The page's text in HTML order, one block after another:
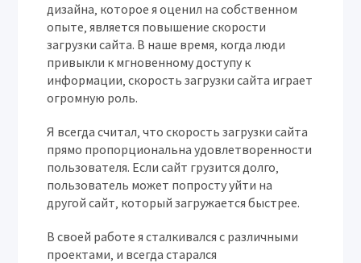
дизайна‚ которое я оценил на собственном
опыте‚ является повышение скорости
загрузки сайта. В наше время‚ когда люди
привыкли к мгновенному доступу к
информации‚ скорость загрузки сайта играет
огромную роль.
Я всегда считал‚ что скорость загрузки сайта
прямо пропорциональна удовлетворенности
пользователя. Если сайт грузится долго‚
пользователь может попросту уйти на
другой сайт‚ который загружается быстрее.
В своей работе я сталкивался с различными
проектами‚ и всегда старался